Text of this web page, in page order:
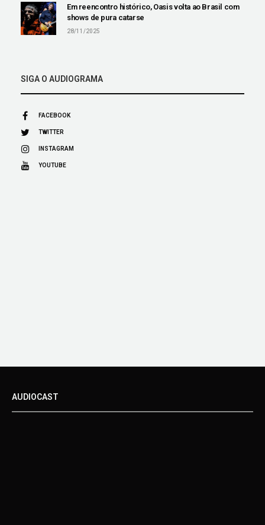
Em reencontro histórico, Oasis volta ao Brasil com
shows de pura catarse
28/11/2025
SIGA O AUDIOGRAMA
FACEBOOK
TWITTER
INSTAGRAM
YOUTUBE
AUDIOCAST